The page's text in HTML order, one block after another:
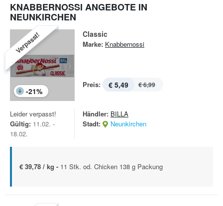
KNABBERNOSSI ANGEBOTE IN
NEUNKIRCHEN
Verpasst!
-21%
Classic
Marke: Knabbernossi
Preis: € 5,49 € 6,99
Leider verpasst!
Gültig: 11.02. -
18.02.
Händler: BILLA
Stadt:
Neunkirchen
€ 39,78 / kg - 11 Stk. od. Chicken 138 g Packung